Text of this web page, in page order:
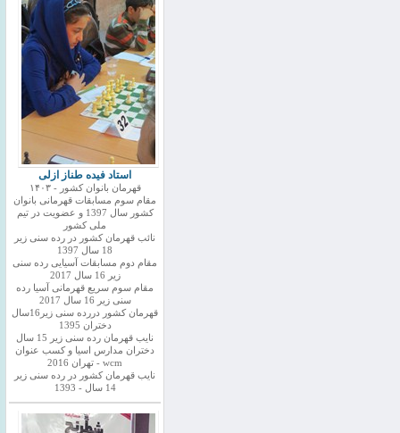
استاد فیده طناز ازلی
قهرمان بانوان کشور - ۱۴۰۳
مقام سوم مسابقات قهرمانی بانوان
کشور سال 1397 و عضویت در تیم
ملی کشور
نائب قهرمان کشور در رده سنی زیر
18 سال 1397
مقام دوم مسابقات آسیایی رده سنی
زیر 16 سال 2017
مقام سوم سریع قهرمانی آسیا رده
سنی زیر 16 سال 2017
قهرمان کشور دررده سنی زیر16سال
دختران 1395
نایب قهرمان رده سنی زیر 15 سال
دختران مدارس اسیا و کسب عنوان
wcm - تهران 2016
نایب قهرمان کشور در رده سنی زیر
14 سال - 1393